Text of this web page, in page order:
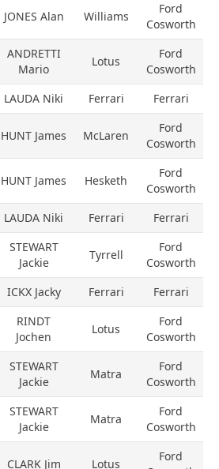
JONES Alan Williams
Ford
Cosworth
ANDRETTI
Mario
Lotus
Ford
Cosworth
LAUDA Niki Ferrari Ferrari
HUNT James McLaren
Ford
Cosworth
HUNT James Hesketh
Ford
Cosworth
LAUDA Niki Ferrari Ferrari
STEWART
Jackie
Tyrrell
Ford
Cosworth
ICKX Jacky Ferrari Ferrari
RINDT
Jochen
Lotus
Ford
Cosworth
STEWART
Jackie
Matra
Ford
Cosworth
STEWART
Jackie
Matra
Ford
Cosworth
CLARK Jim Lotus
Ford